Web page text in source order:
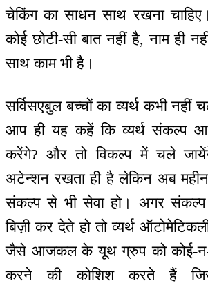
चेकिंग का साधन साथ रखना
कोई छोटी-सी बात नहीं है, नाम ही
साथ काम भी है।
सर्विसएबुल बच्चों का व्यर्थ कभी नहीं
आप ही यह कहें कि व्यर्थ संकल्प
करेंगे? और तो विकल्प में चले
अटेन्शन रखता ही है लेकिन अब
संकल्प से भी सेवा हो। अगर संकल्प
बिज़ी कर देते हो तो व्यर्थ
जैसे आजकल के यूथ ग्रुप को कोई-न-
करने की कोशिश करते हैं